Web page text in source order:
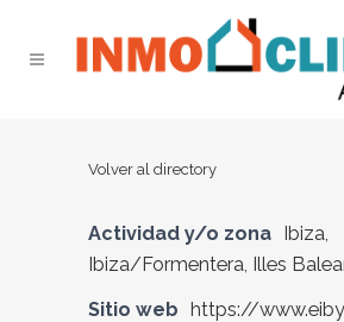
Volver al directory
Actividad y/o zona Ibiza,
Ibiza/Formentera, Illes
Sitio web https://